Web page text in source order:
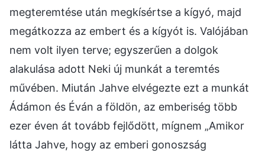
megteremtése után megkísértse a kígyó, majd
megátkozza az embert és a kígyót is. Valójában
nem volt ilyen terve; egyszerűen a dolgok
alakulása adott Neki új munkát a teremtés
művében. Miután Jahve elvégezte ezt a munkát
Ádámon és Éván a földön, az emberiség több
ezer éven át tovább fejlődött, mígnem „Amikor
látta Jahve, hogy az emberi gonoszság